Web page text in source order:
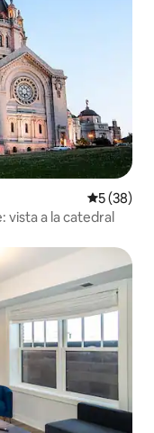
5 (38)
vista a la catedral